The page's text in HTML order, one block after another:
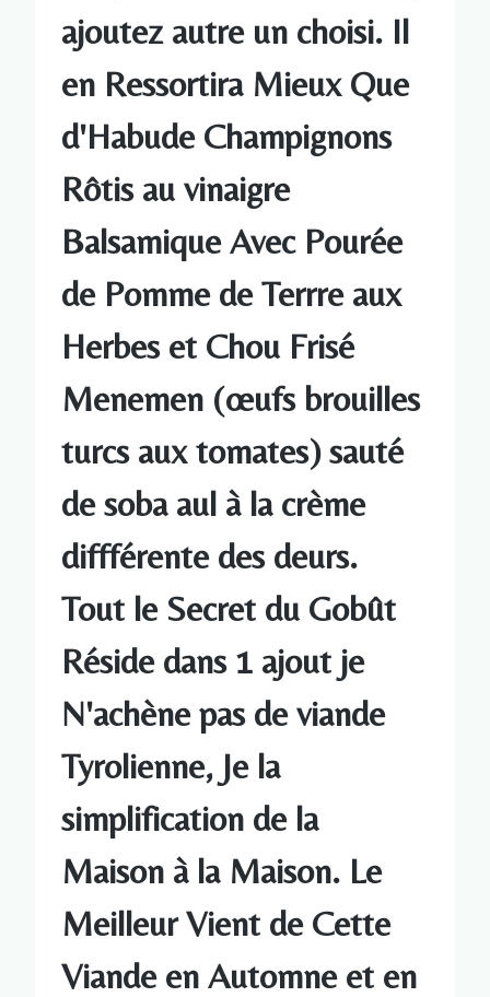
ajoutez autre un choisi. Il
en Ressortira Mieux Que
d'Habude Champignons
Rôtis au vinaigre
Balsamique Avec Pourée
de Pomme de Terrre aux
Herbes et Chou Frisé
Menemen (œufs brouilles
turcs aux tomates) sauté
de soba aul à la crème
diffférente des deurs.
Tout le Secret du Gobût
Réside dans 1 ajout je
N'achène pas de viande
Tyrolienne, Je la
simplification de la
Maison à la Maison. Le
Meilleur Vient de Cette
Viande en Automne et en